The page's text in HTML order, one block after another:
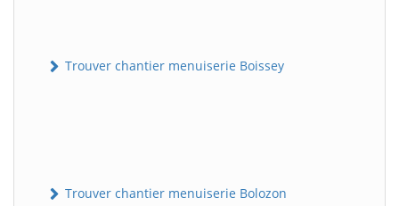
Trouver chantier menuiserie Boissey
Trouver chantier menuiserie Bolozon